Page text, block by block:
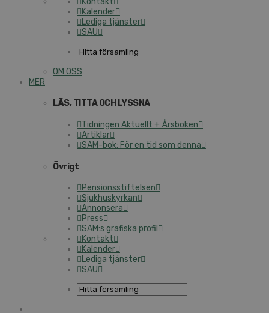
Kalender
Lediga tjänster
SAU
OM OSS
MER
LÄS, TITTA OCH LYSSNA
Tidningen Aktuellt + Årsboken
Artiklar
SAM-bok: För en tid som denna
Övrigt
Pensionsstiftelsen
Sjukhuskyrkan
Annonsera
Press
SAM:s grafiska profil
Kontakt
Kalender
Lediga tjänster
SAU